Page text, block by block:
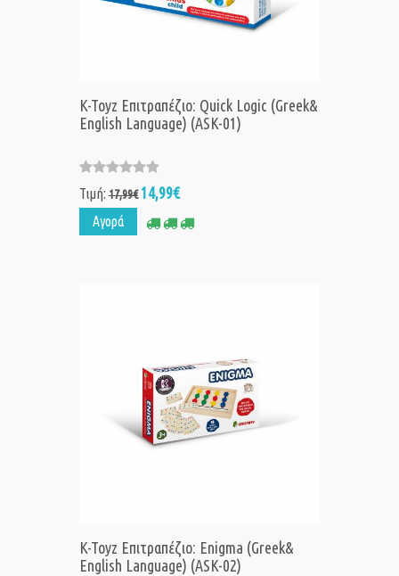
K-Toyz Επιτραπέζιο: Quick Logic (Greek&
English Language) (ASK-01)
Τιμή: 17,99€14,99€
Αγορά
K-Toyz Επιτραπέζιο: Enigma (Greek&
English Language) (ASK-02)